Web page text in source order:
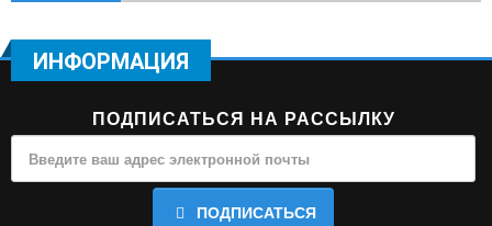
ИНФОРМАЦИЯ
ПОДПИСАТЬСЯ НА РАССЫЛКУ
ПОДПИСАТЬСЯ